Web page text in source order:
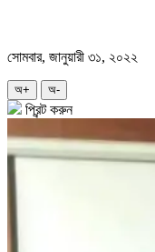
সোমবার, জানুয়ারী ৩১, ২০২২
অ+ অ-
প্রিন্ট করুন